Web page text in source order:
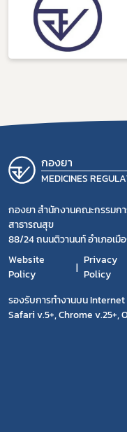
กองยา
MEDICINES
กองยา สำนักงานคณะกรรมกา
สาธารณสุข
88/24 ถนนติวานนท์ อำเภอเมื
Website
Policy
Privacy
Policy
รองรับการทำงานบน
Safari v.5+, Chrome v.25+,